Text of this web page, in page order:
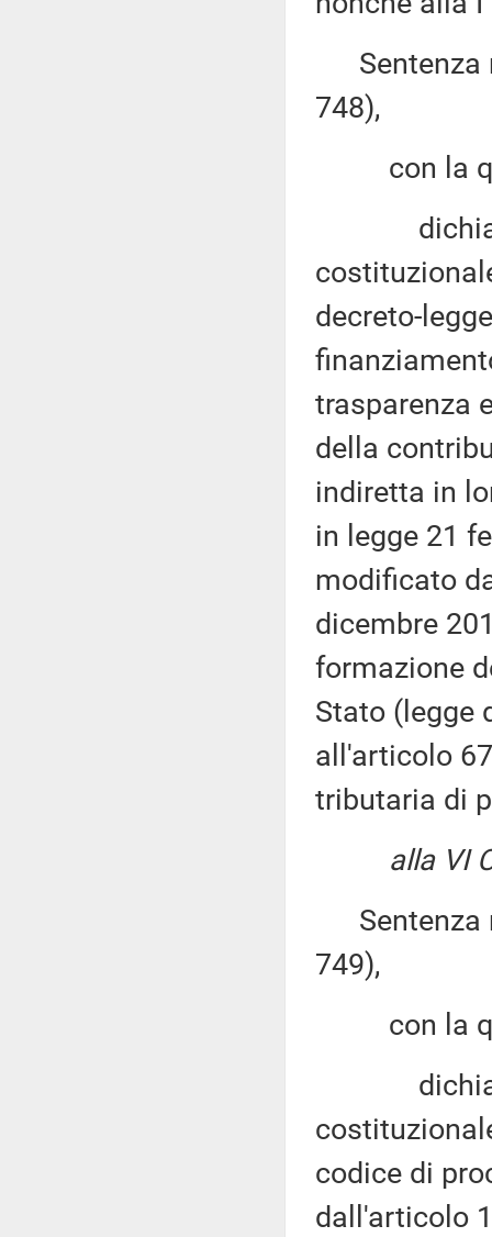
Sentenza
748),
con la
dichiara
decreto-
trasparenza
della
indiretta in
in legge 21
modificato
dicembre
formazione
Stato (legge
all'articolo
tributaria di
alla VI
Sentenza
749),
con la
dichiara
codice di
dall'articolo